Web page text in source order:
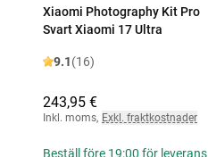
Xiaomi Photography Kit Pro
Svart Xiaomi 17 Ultra
9.1(16)
243,95 €
Inkl. moms, Exkl. fraktkostnader
Beställ före 19:00 för leverans